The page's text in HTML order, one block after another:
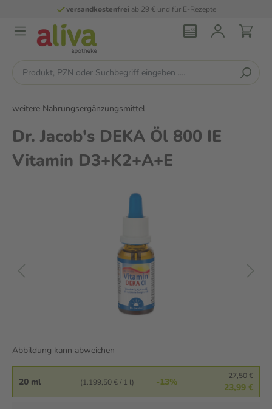
versandkostenfreiab 29 € und für E-Rezepte
weitere Nahrungsergänzungsmittel
Dr. Jacob's DEKA Öl 800 IE
Vitamin D3+K2+A+E
Abbildung kann abweichen
20 ml (1.199,50 € / 1 l) -13%
27,50 €
23,99 €